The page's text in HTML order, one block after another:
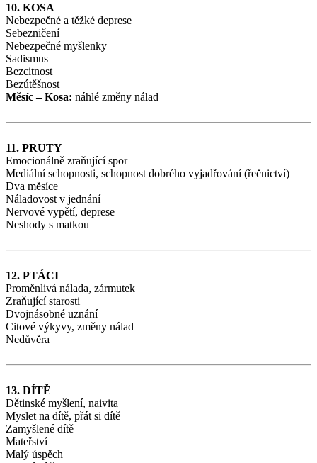
10. KOSA
Nebezpečné a těžké deprese
Sebezničení
Nebezpečné myšlenky
Sadismus
Bezcitnost
Bezútěšnost
Měsíc – Kosa: náhlé změny nálad
11. PRUTY
Emocionálně zraňující spor
Mediální schopnosti, schopnost dobrého vyjadřování (řečnictví)
Dva měsíce
Náladovost v jednání
Nervové vypětí, deprese
Neshody s matkou
12. PTÁCI
Proměnlivá nálada, zármutek
Zraňující starosti
Dvojnásobné uznání
Citové výkyvy, změny nálad
Nedůvěra
13. DÍTĚ
Dětinské myšlení, naivita
Myslet na dítě, přát si dítě
Zamyšlené dítě
Mateřství
Malý úspěch